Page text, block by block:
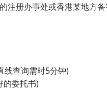
注册办事处或香港某地方
线查询需时5分钟)
的委托书)